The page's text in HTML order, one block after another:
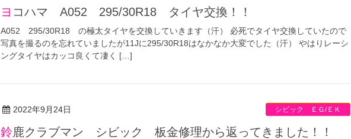
ヨコハマ A052 295/30R18 タイヤ交換！！
A052 295/30R18 の極太タイヤを交換していきます（汗） 必死でタイヤ交換していたので
写真を撮るのを忘れていましたが11Jに295/30R18はなかなか大変でした（汗） やはりレーシ
ングタイヤはカッコ良くて凄く […]
2022年9月24日 シビック ＥＧ/ＥＫ
鈴鹿クラブマン シビック 板金修理から返ってきました！！